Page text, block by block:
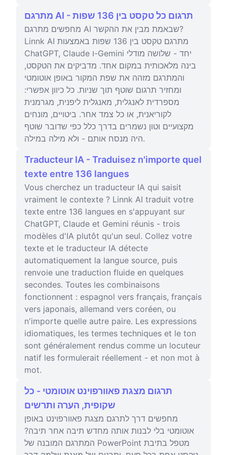
מתרגם AI - תרגום כל טקסט בין 136 שפות
מחפשים מתרגם AI שבאמת מבין את ההקשר?
Linnk AI מתרגם טקסט בין 136 שפות באמצעות
ChatGPT, Claude ו-Gemini יחד - שלושה מודלי
בינה מלאכותית במקום אחד. מדביקים את הטקסט,
והמתרגם מזהה את שפת המקור באופן אוטומטי
ומחזיר תרגום שוטף תוך שניות. כל כיוון אפשרי:
מספרדית לאנגלית, מאנגלית ליפנית, מגרמנית
לקוריאנית, או כל צמד אחר. ביטויים, מונחים
מקצועיים וטון נשמרים בדרך כלל כפי שדובר שוטף
היה מנסח אותם - ולא מילה במילה.
Traducteur IA - Traduisez n'importe quel
texte entre 136 langues
Vous cherchez un traducteur IA qui saisit
vraiment le contexte ? Linnk AI traduit votre
texte entre 136 langues en s'appuyant sur
ChatGPT, Claude et Gemini réunis - trois
modèles d'IA plutôt qu'un seul. Collez votre
texte et le traducteur IA détecte
automatiquement la langue source, puis
renvoie une traduction fluide en quelques
secondes. Toutes les combinaisons
fonctionnent : espagnol vers français, français
vers japonais, allemand vers coréen, ou
n'importe quelle autre paire. Les expressions
idiomatiques, les termes techniques et le ton
sont généralement rendus comme un locuteur
natif les formulerait réellement - et non mot à
mot.
תרגום מצגת פאוורפוינט אוטומטי - כל
שקופית, הערה ותרשים
מחפשים דרך לתרגם מצגת פאוורפוינט באופן
אוטומטי בלי לבנות אותה מחדש תיבה אחר תיבה?
המתרגם המובנה של PowerPoint מטפל בתיבת